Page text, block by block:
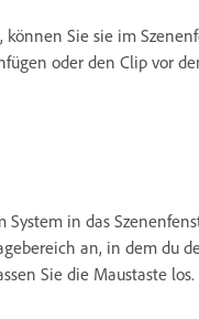
Sie sie im
oder den Clip vor
in das
an, in dem du
Sie die Maustaste los.